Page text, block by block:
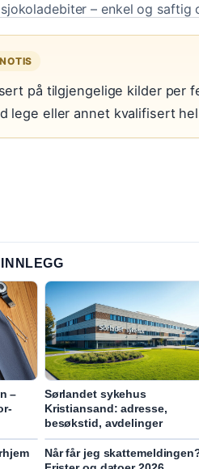
– enkel og saftig
på tilgjengelige kilder per
lege eller annet kvalifisert
–
Sørlandet sykehus
Kristiansand: adresse,
besøkstid, avdelinger
Når får jeg